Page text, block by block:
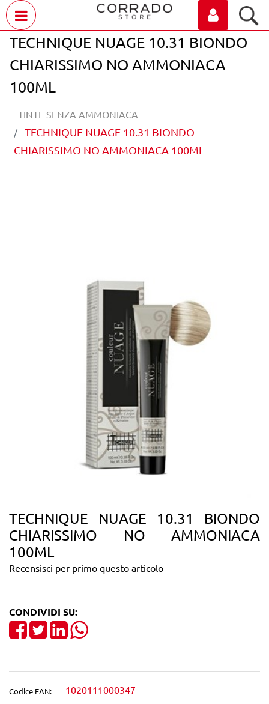
TECHNIQUE NUAGE 10.31 BIONDO
CHIARISSIMO NO AMMONIACA
100ML
TINTE SENZA AMMONIACA
TECHNIQUE NUAGE 10.31 BIONDO
CHIARISSIMO NO AMMONIACA 100ML
TECHNIQUE NUAGE 10.31 BIONDO
CHIARISSIMO NO AMMONIACA
100ML
Recensisci per primo questo articolo
CONDIVIDI SU:
Share on Facebook
TweetShare on LinkedIn
Codice EAN: 1020111000347